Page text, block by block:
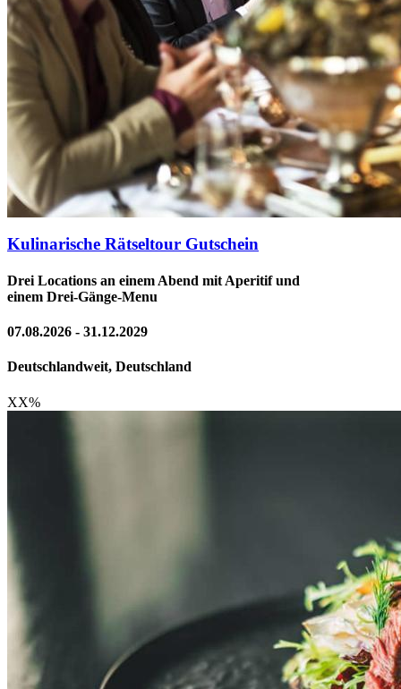
Kulinarische Rätseltour Gutschein
Drei Locations an einem Abend mit Aperitif und
einem Drei-Gänge-Menu
07.08.2026 - 31.12.2029
Deutschlandweit, Deutschland
XX%